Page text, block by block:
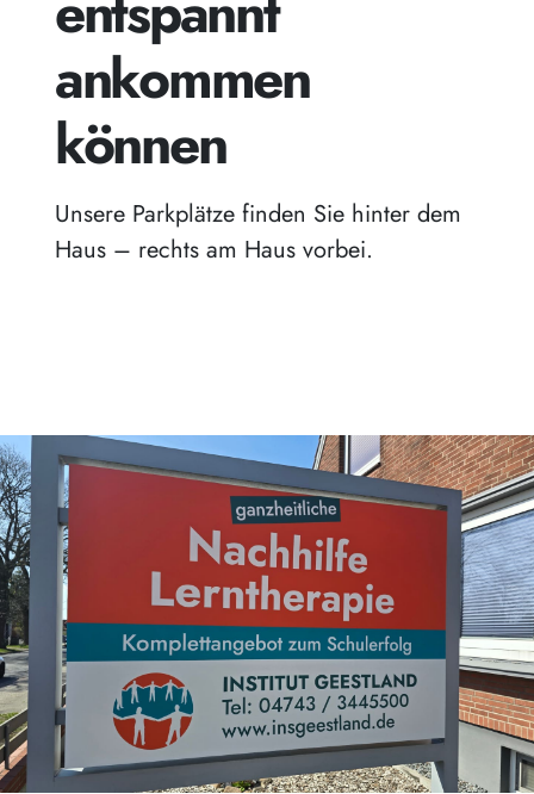
ankommen
können
Unsere Parkplätze finden Sie hinter dem
Haus – rechts am Haus vorbei.